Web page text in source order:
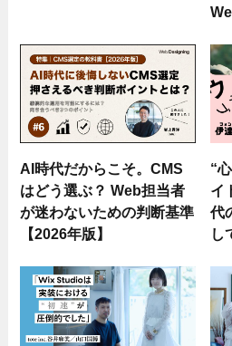
AI時代だからこそ。CMS
はどう選ぶ？ Web担当者
が迷わないための判断基準
【2026年版】
“
イ
代
し